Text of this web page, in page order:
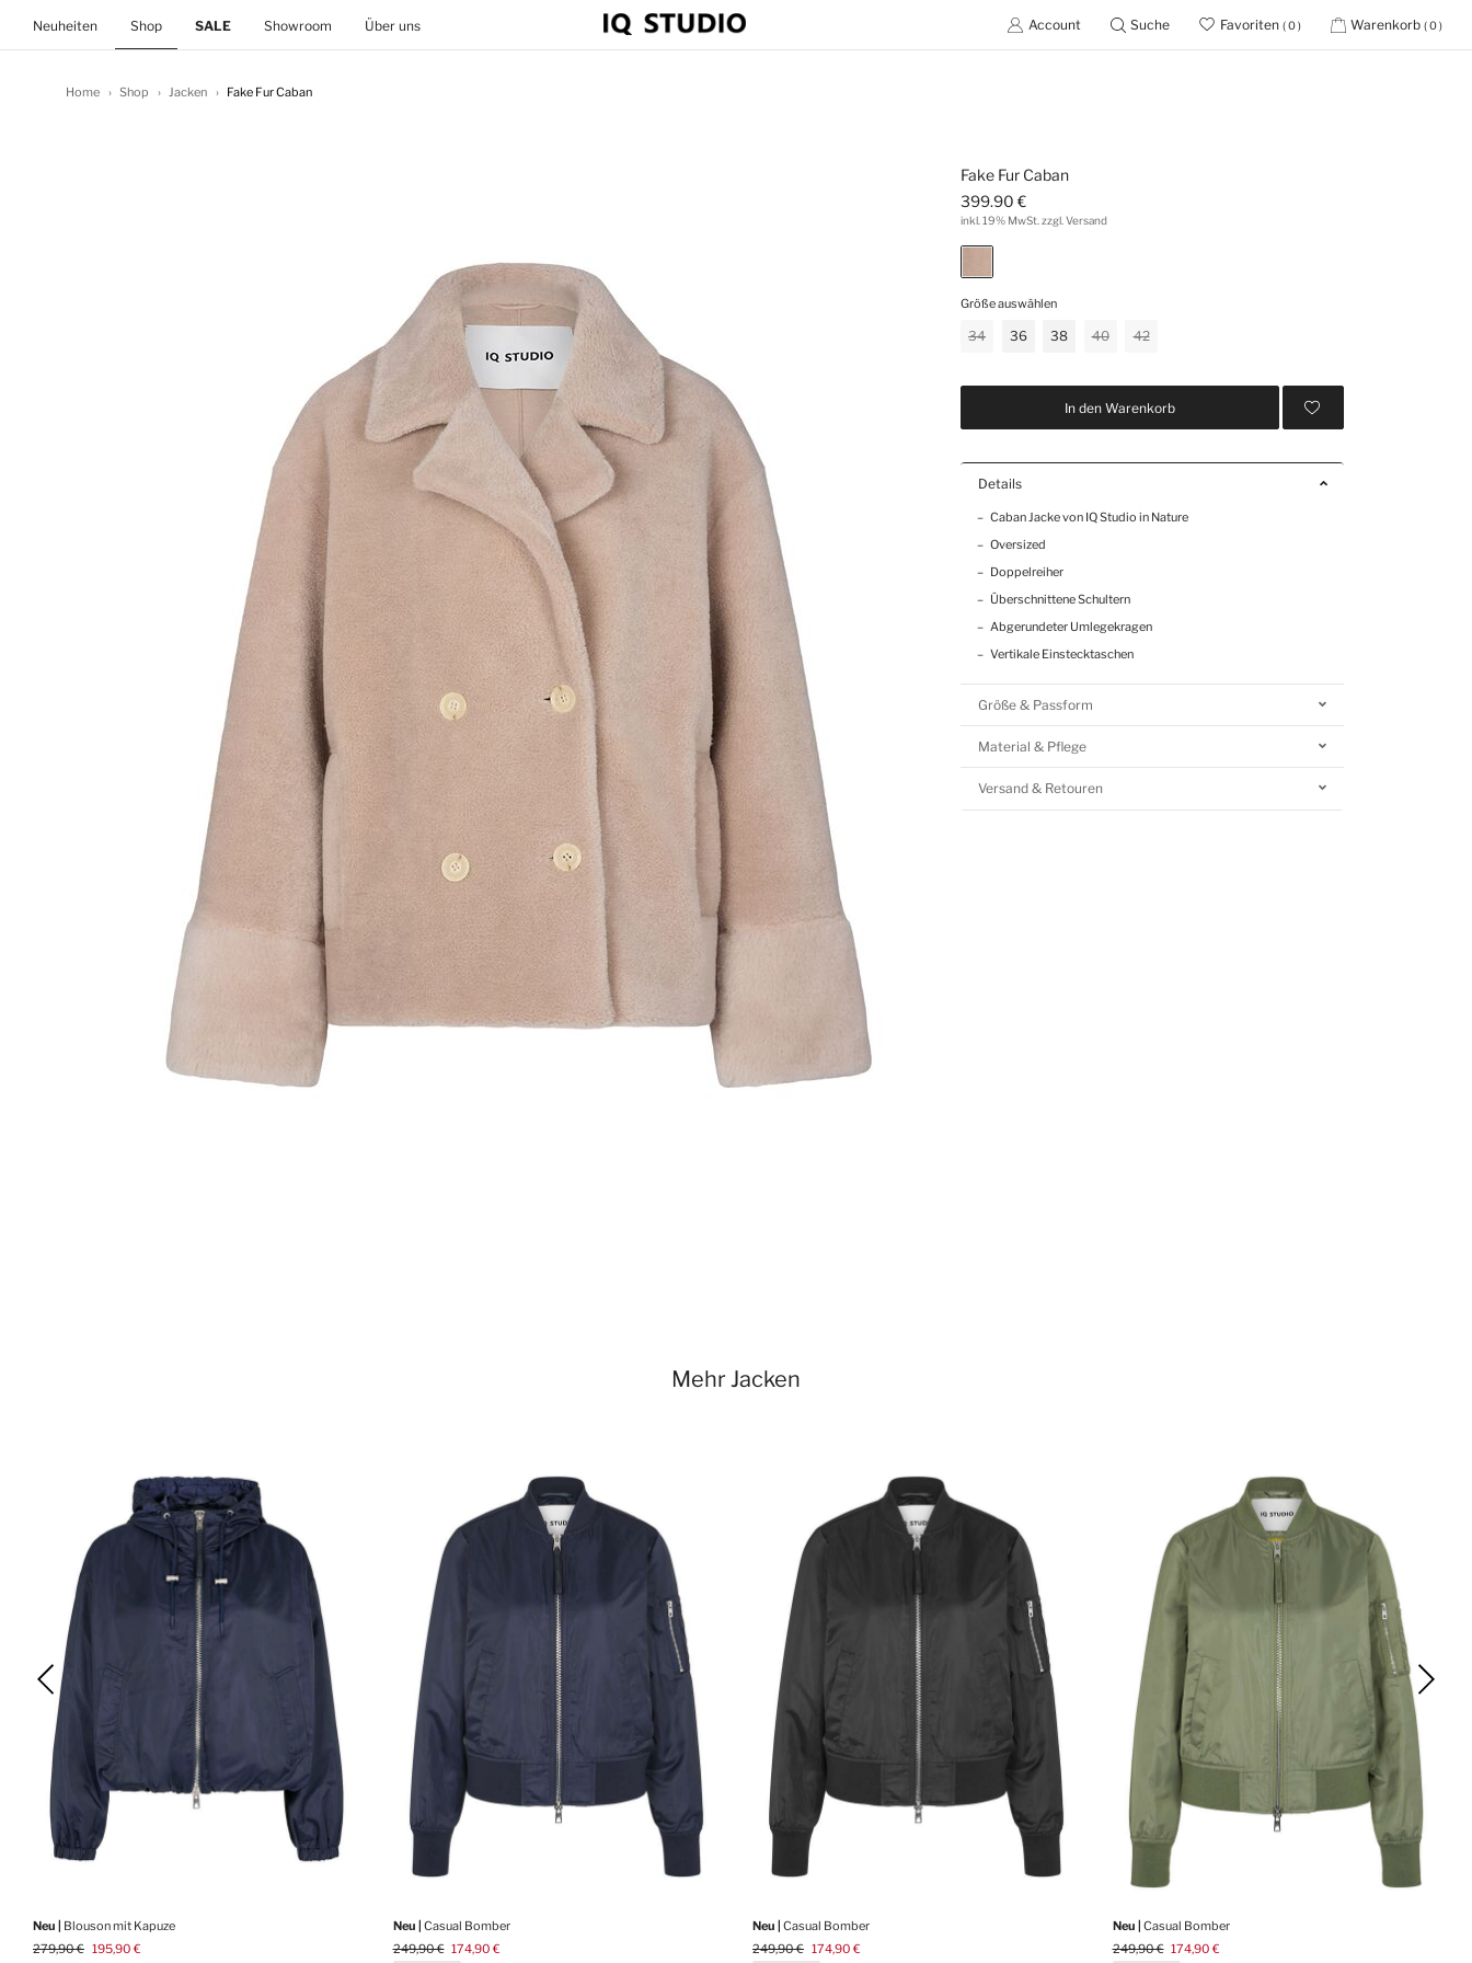
Neuheiten(current)
Shop SALE Showroom Über uns Account Suche Favoriten ( 0 ) Warenkorb ( 0 )
Home Shop Jacken Fake Fur Caban
Fake Fur Caban
399.90 €
inkl. 19% MwSt. zzgl. Versand
Größe auswählen
34 36 38 40 42
In den Warenkorb
Details
Caban Jacke von IQ Studio in Nature
Oversized
Doppelreiher
Überschnittene Schultern
Abgerundeter Umlegekragen
Vertikale Einstecktaschen
Größe & Passform
Material & Pflege
Versand & Retouren
Mehr Jacken
Neu | Blouson mit Kapuze
279,90 € 195,90 €
Neu | Casual Bomber
249,90 € 174,90 €
Neu | Casual Bomber
249,90 € 174,90 €
Neu | Casual Bomber
249,90 € 174,90 €